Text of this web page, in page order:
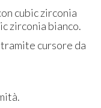
cubic zirconia
zirconia bianco.
cursore da